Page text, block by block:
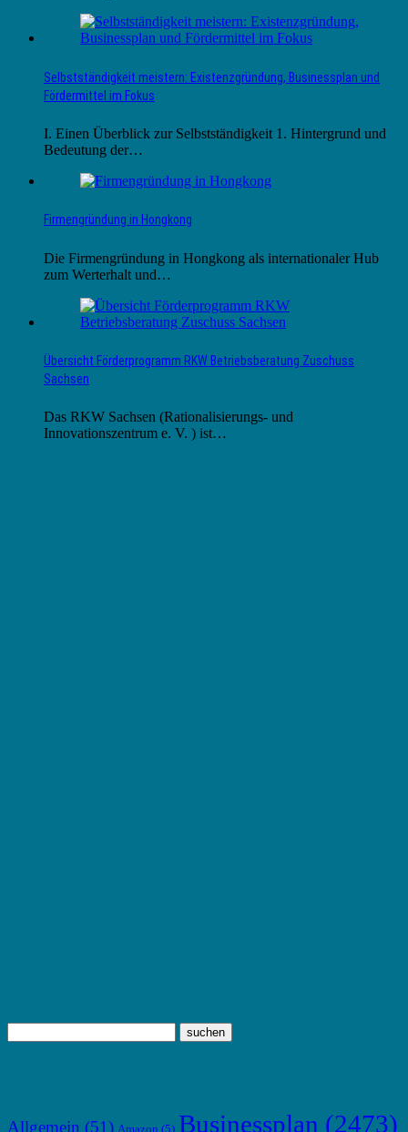
Selbstständigkeit meistern: Existenzgründung, Businessplan und
Fördermittel im Fokus
I. Einen Überblick zur Selbstständigkeit 1. Hintergrund und
Bedeutung der…
Firmengründung in Hongkong
Die Firmengründung in Hongkong als internationaler Hub
zum Werterhalt und…
Übersicht Förderprogramm RKW Betriebsberatung Zuschuss
Sachsen
Das RKW Sachsen (Rationalisierungs- und
Innovationszentrum e. V. ) ist…
Allgemein (51) Businessplan (2473)